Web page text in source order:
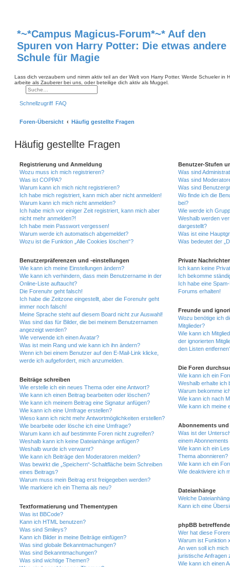
*~*Campus Magicus-Forum*~* Auf den
Spuren von Harry Potter: Die etwas andere
Schule für Magie
Lass dich verzaubern und nimm aktiv teil an der Welt von Harry Potter. Werde Schueler in
arbeite als Zauberer bei uns, oder beteilige dich aktiv als Muggel.
Suche
Erweiterte Suche
Schnellzugriff FAQ
Foren-Übersicht Häufig gestellte Fragen
Häufig gestellte Fragen
Registrierung und Anmeldung
Wozu muss ich mich registrieren?
Was ist COPPA?
Warum kann ich mich nicht registrieren?
Ich habe mich registriert, kann mich aber nicht anmelden!
Warum kann ich mich nicht anmelden?
Ich habe mich vor einiger Zeit registriert, kann mich aber
nicht mehr anmelden?!
Ich habe mein Passwort vergessen!
Warum werde ich automatisch abgemeldet?
Wozu ist die Funktion „Alle Cookies löschen“?
Benutzerpräferenzen und -einstellungen
Wie kann ich meine Einstellungen ändern?
Wie kann ich verhindern, dass mein Benutzername in der
Online-Liste auftaucht?
Die Forenuhr geht falsch!
Ich habe die Zeitzone eingestellt, aber die Forenuhr geht
immer noch falsch!
Meine Sprache steht auf diesem Board nicht zur Auswahl!
Was sind das für Bilder, die bei meinem Benutzernamen
angezeigt werden?
Wie verwende ich einen Avatar?
Was ist mein Rang und wie kann ich ihn ändern?
Wenn ich bei einem Benutzer auf den E-Mail-Link klicke,
werde ich aufgefordert, mich anzumelden.
Beiträge schreiben
Wie erstelle ich ein neues Thema oder eine Antwort?
Wie kann ich einen Beitrag bearbeiten oder löschen?
Wie kann ich meinem Beitrag eine Signatur anfügen?
Wie kann ich eine Umfrage erstellen?
Wieso kann ich nicht mehr Antwortmöglichkeiten erstellen?
Wie bearbeite oder lösche ich eine Umfrage?
Warum kann ich auf bestimmte Foren nicht zugreifen?
Weshalb kann ich keine Dateianhänge anfügen?
Weshalb wurde ich verwarnt?
Wie kann ich Beiträge den Moderatoren melden?
Was bewirkt die „Speichern“-Schaltfläche beim Schreiben
eines Beitrags?
Warum muss mein Beitrag erst freigegeben werden?
Wie markiere ich ein Thema als neu?
Textformatierung und Thementypen
Was ist BBCode?
Kann ich HTML benutzen?
Was sind Smileys?
Kann ich Bilder in meine Beiträge einfügen?
Was sind globale Bekanntmachungen?
Was sind Bekanntmachungen?
Was sind wichtige Themen?
Benutzer-Stufen
Was sind
Was sind
Was sind
Wo finde ich die
bei?
Wie werde ich
Weshalb werden
dargestellt?
Was ist eine
Was bedeutet der
Private
Ich kann keine
Ich bekomme
Ich habe eine
Forums erhalten!
Freunde und
Wozu benötige ich
Mitglieder?
Wie kann ich
der ignorierten
den Listen
Die Foren
Wie kann ich ein
Weshalb erhalte ich
Warum bekomme
Wie kann ich nach
Wie kann ich meine
Abonnements und
Was ist der
einem
Wie kann ich ein
Thema abonnieren?
Wie kann ich ein
Wie deaktiviere ich
Dateianhänge
Welche
Kann ich eine
phpBB
Wer hat diese
Warum ist Funktion
An wen soll ich
juristische Anfragen
Wie kann ich einen